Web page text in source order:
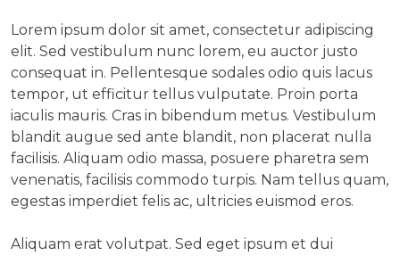
Lorem ipsum dolor sit amet, consectetur adipiscing
elit. Sed vestibulum nunc lorem, eu auctor justo
consequat in. Pellentesque sodales odio quis lacus
tempor, ut efficitur tellus vulputate. Proin porta
iaculis mauris. Cras in bibendum metus. Vestibulum
blandit augue sed ante blandit, non placerat nulla
facilisis. Aliquam odio massa, posuere pharetra sem
venenatis, facilisis commodo turpis. Nam tellus quam,
egestas imperdiet felis ac, ultricies euismod eros.
Aliquam erat volutpat. Sed eget ipsum et dui